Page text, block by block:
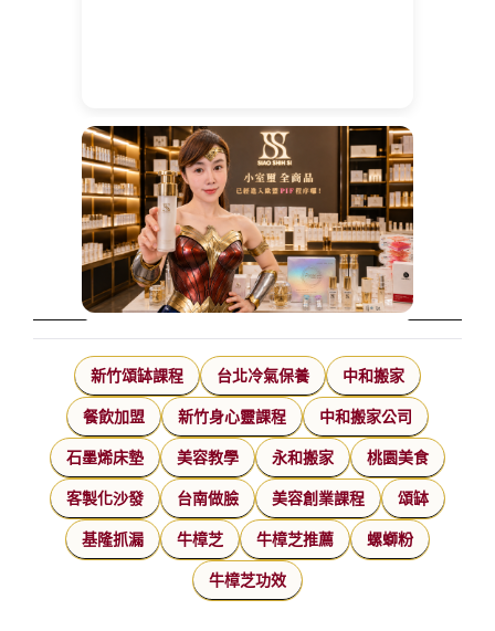
新竹頌缽課程 台北冷氣保養 中和搬家
餐飲加盟 新竹身心靈課程 中和搬家公司
石墨烯床墊 美容教學 永和搬家 桃園美食
客製化沙發 台南做臉 美容創業課程 頌缽
基隆抓漏 牛樟芝 牛樟芝推薦 螺螄粉
牛樟芝功效